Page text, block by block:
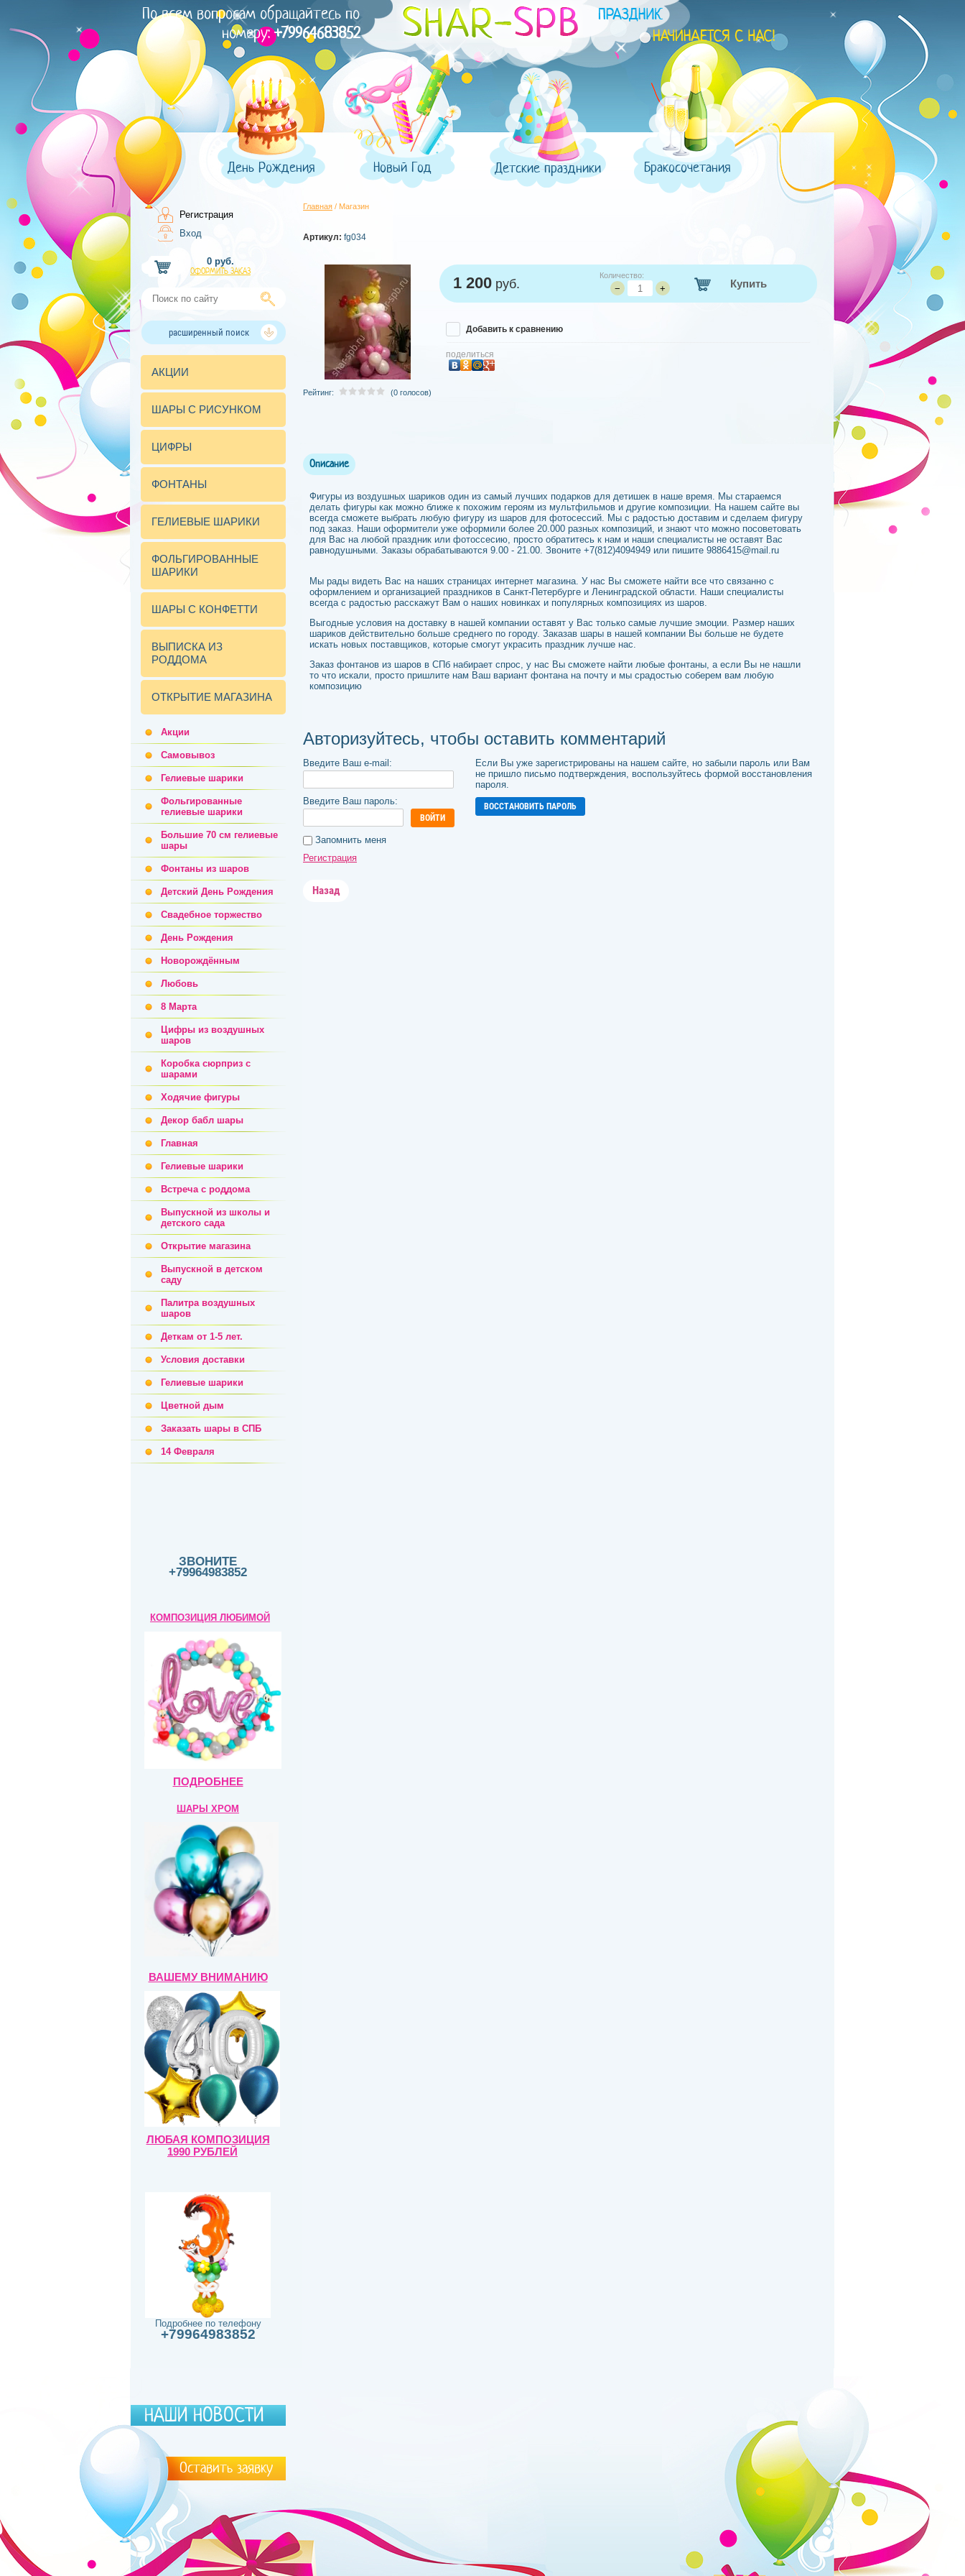
По всем вопросам обращайтесь по
номеру:+79964683852
День Рождения Новый Год Детские праздники Бракосочетания
Регистрация
Вход
0 руб.
ОФОРМИТЬ ЗАКАЗ
расширенный поиск
АКЦИИ
ШАРЫ С РИСУНКОМ
ЦИФРЫ
ФОНТАНЫ
ГЕЛИЕВЫЕ ШАРИКИ
ФОЛЬГИРОВАННЫЕ
ШАРИКИ
ШАРЫ С КОНФЕТТИ
ВЫПИСКА ИЗ
РОДДОМА
ОТКРЫТИЕ МАГАЗИНА
Акции
Самовывоз
Гелиевые шарики
Фольгированные
гелиевые шарики
Большие 70 см гелиевые
шары
Фонтаны из шаров
Детский День Рождения
Свадебное торжество
День Рождения
Новорождённым
Любовь
8 Марта
Цифры из воздушных
шаров
Коробка сюрприз с
шарами
Ходячие фигуры
Декор бабл шары
Главная
Гелиевые шарики
Встреча с роддома
Выпускной из школы и
детского сада
Открытие магазина
Выпускной в детском
саду
Палитра воздушных
шаров
Деткам от 1-5 лет.
Условия доставки
Гелиевые шарики
Цветной дым
Заказать шары в СПБ
14 Февраля
ЗВОНИТЕ
+79964983852
КОМПОЗИЦИЯ ЛЮБИМОЙ
ПОДРОБНЕЕ
ШАРЫ ХРОМ
ВАШЕМУ ВНИМАНИЮ
ЛЮБАЯ КОМПОЗИЦИЯ
1990 РУБЛЕЙ
Подробнее по телефону
+79964983852
НАШИ НОВОСТИ
Главная / Магазин
Артикул: fg034
Рейтинг: (0 голосов)
1 200 руб.
Количество:
− + Купить
Добавить к сравнению
поделиться
Описание
Фигуры из воздушных шариков один из самый лучших подарков для детишек в наше время. Мы стараемся
делать фигуры как можно ближе к похожим героям из мультфильмов и другие композиции. На нашем сайте вы
всегда сможете выбрать любую фигуру из шаров для фотосессий. Мы с радостью доставим и сделаем фигуру
под заказ. Наши оформители уже оформили более 20.000 разных композиций, и знают что можно посоветовать
для Вас на любой праздник или фотоссесию, просто обратитесь к нам и наши специалисты не оставят Вас
равнодушными. Заказы обрабатываются 9.00 - 21.00. Звоните +7(812)4094949 или пишите 9886415@mail.ru
Мы рады видеть Вас на наших страницах интернет магазина. У нас Вы сможете найти все что связанно с
оформлением и организацией праздников в Санкт-Петербурге и Ленинградской области. Наши специалисты
всегда с радостью расскажут Вам о наших новинках и популярных композициях из шаров.
Выгодные условия на доставку в нашей компании оставят у Вас только самые лучшие эмоции. Размер наших
шариков действительно больше среднего по городу. Заказав шары в нашей компании Вы больше не будете
искать новых поставщиков, которые смогут украсить праздник лучше нас.
Заказ фонтанов из шаров в СПб набирает спрос, у нас Вы сможете найти любые фонтаны, а если Вы не нашли
то что искали, просто пришлите нам Ваш вариант фонтана на почту и мы срадостью соберем вам любую
композицию
Авторизуйтесь, чтобы оставить комментарий
Введите Ваш e-mail:
Введите Ваш пароль:
ВОЙТИ
Запомнить меня
Регистрация
Если Вы уже зарегистрированы на нашем сайте, но забыли пароль или Вам
не пришло письмо подтверждения, воспользуйтесь формой восстановления
пароля.
ВОССТАНОВИТЬ ПАРОЛЬ
Назад
Оставить заявку